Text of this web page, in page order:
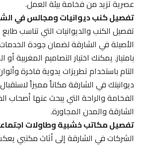
عصرية تزيد من فخامة بيئة العمل.
تفصيل كنب ديوانيات ومجالس في
تفصيل الكنب والديوانيات التي تناسب طابع
الأصيلة في الشارقة لضمان جودة الخدمات
بامتياز. يمكنك اختيار التصاميم المغربية أو
التام باستخدام تطريزات يدوية فاخرة
ديوانيتك في الشارقة مكاناً مميزاً لاستقبال
الفخامة والراحة التي يبحث عنها أصحاب
الشارقة والمدن المجاورة.
تفصيل مكاتب خشبية وطاولات اجتماعات
الشركات في الشارقة إلى أثاث مكتبي يعكس